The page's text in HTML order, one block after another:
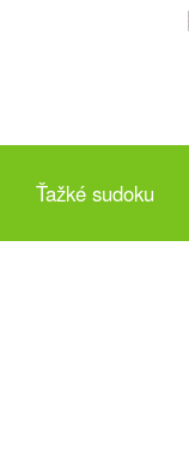
Ťažké sudoku